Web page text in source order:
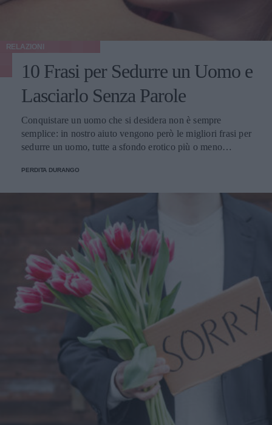
RELAZIONI
10 Frasi per Sedurre un Uomo e
Lasciarlo Senza Parole
Conquistare un uomo che si desidera non è sempre
semplice: in nostro aiuto vengono però le migliori frasi per
sedurre un uomo, tutte a sfondo erotico più o meno
PERDITA DURANGO